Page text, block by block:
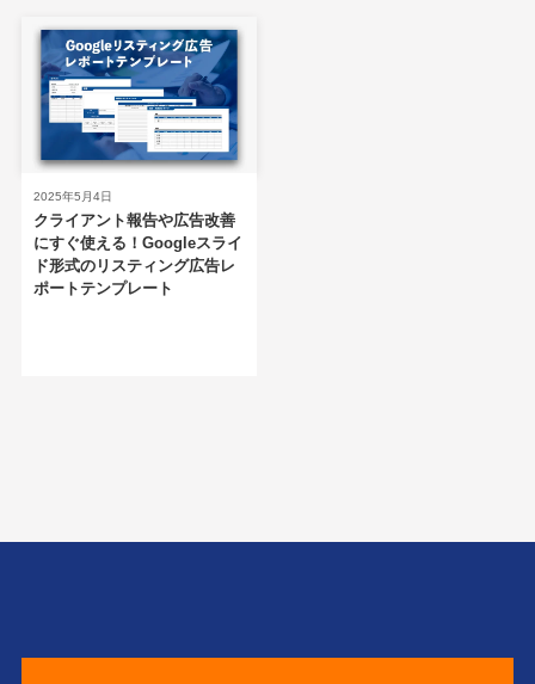
クライアント報告や広告改善
にすぐ使える！Googleスライ
ド形式のリスティング広告レ
ポートテンプレート
2025年5月4日